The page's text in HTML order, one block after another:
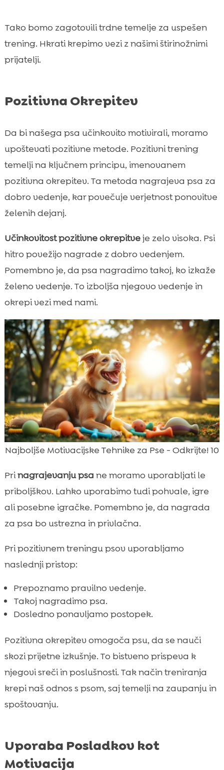
Tako bomo zagotovili trdne temelje za uspešen
trening. Hkrati krepimo vezi z našimi štirinožnimi
prijatelji.
Pozitivna Okrepitev
Da bi našega psa učinkovito motivirali, moramo
upoštevati pozitivne metode. Pozitivni trening
temelji na ključnem principu, imenovanem
pozitivna okrepitev. Ta metoda nagrajeva psa za
dobro vedenje, kar povečuje verjetnost ponovitve
želenih dejanj.
Učinkovitost pozitivne okrepitveje zelo visoka. Psi
hitro povežijo nagrade z dobro vedenjem.
Pomembno je, da psa nagradimo takoj, ko izkaže
želeno vedenje. To izboljša njegovo vedenje in
okrepi vezi med nami.
Najboljše Motivacijske Tehnike za Pse - Odkrijte! 10
Prinagrajevanju psa ne moramo uporabljati le
priboljškov. Lahko uporabimo tudi pohvale, igre
ali posebne igračke. Pomembno je, da nagrada
za psa bo ustrezna in privlačna.
Pri pozitivnem treningu psov uporabljamo
naslednji pristop:
Prepoznamo pravilno vedenje.
Takoj nagradimo psa.
Dosledno ponavljamo postopek.
Pozitivna okrepitev omogoča psu, da se nauči
skozi prijetne izkušnje. To bistveno prispeva k
njegovi sreči in poslušnosti. Tak način treniranja
krepi naš odnos s psom, saj temelji na zaupanju in
spoštovanju.
Uporaba Posladkov kot
Motivacija